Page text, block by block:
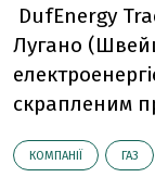
DufEnergy
Лугано
скрапленим
КОМПАНІЇ ГАЗ